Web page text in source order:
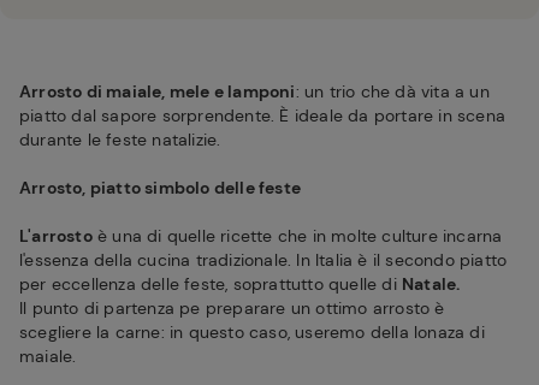
Arrosto di maiale, mele e lamponi: un trio che dà vita a un
piatto dal sapore sorprendente. È ideale da portare in scena
durante le feste natalizie.
Arrosto, piatto simbolo delle feste
L'arrostoè una di quelle ricette che in molte culture incarna
l'essenza della cucina tradizionale. In Italia è il secondo piatto
per eccellenza delle feste, soprattutto quelle di Natale.
Il punto di partenza pe preparare un ottimo arrosto è
scegliere la carne: in questo caso, useremo della lonaza di
maiale.